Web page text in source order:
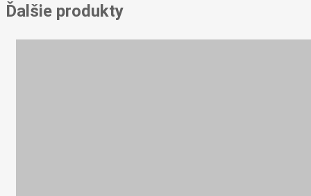
Ďalšie produkty